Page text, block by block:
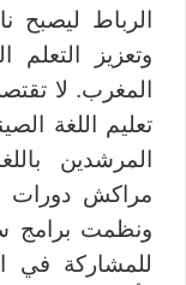
الرباط ليصبح
وتعزيز التعلم
المغرب. لا
تعليم اللغة
المرشدين
مراكش دورات
ونظمت برامج
للمشاركة في